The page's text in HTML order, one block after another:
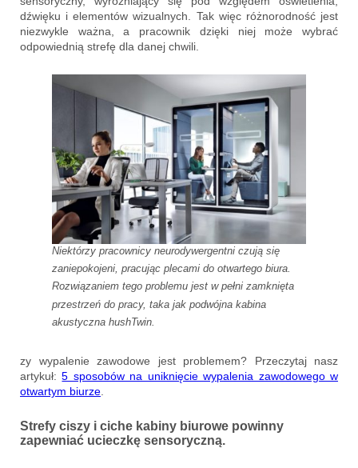
dźwięku i elementów wizualnych. Tak więc różnorodność jest
niezwykle ważna, a pracownik dzięki niej może wybrać
odpowiednią strefę dla danej chwili.
Niektórzy pracownicy neurodywergentni czują się
zaniepokojeni, pracując plecami do otwartego biura.
Rozwiązaniem tego problemu jest w pełni zamknięta
przestrzeń do pracy, taka jak podwójna kabina
akustyczna hushTwin.
zy wypalenie zawodowe jest problemem? Przeczytaj nasz
artykuł:5 sposobów na uniknięcie wypalenia zawodowego w
otwartym biurze
Strefy ciszy i ciche kabiny biurowe powinny
zapewniać ucieczkę sensoryczną.